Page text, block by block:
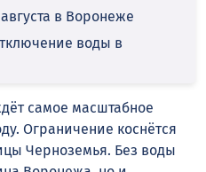
в Воронеже
воды в
самое масштабное
Ограничение коснётся
Черноземья. Без воды